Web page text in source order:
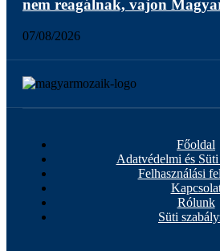
nem reagálnak, vajon
07/08/2026
Főoldal
Adatvédelmi és
Felhasználási
Rólunk
Süti